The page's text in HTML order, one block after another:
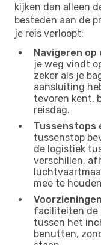
kijken dan alleen
besteden aan de
je reis verloopt:
Navigeren
je weg vindt
zeker als je
aansluiting
tevoren kent,
reisdag.
Tussenstops
tussenstop
de logistiek
verschillen,
mee te
faciliteiten de
tussen het
benutten,